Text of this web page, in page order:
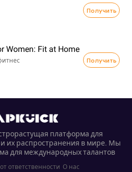
Получить
Women: Fit at Home
Получить
платформа для
их распространения в мире. Мы
для международных талантов
ответственности О нас